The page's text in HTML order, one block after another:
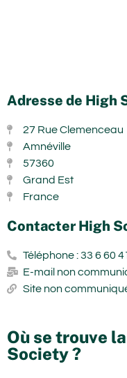
Adresse de High
27 Rue Clemenceau
Amnéville
57360
Grand Est
France
Contacter High
Téléphone : 33 6 60
E-mail non
Site non
Où se trouve
Society ?